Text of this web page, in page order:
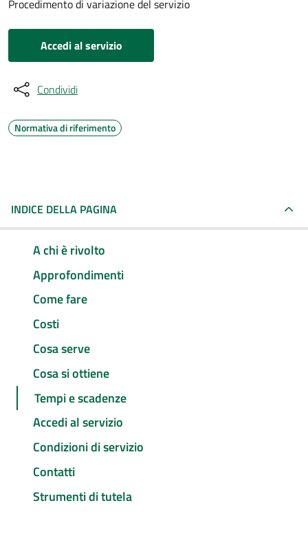
Procedimento di variazione del servizio
Accedi al servizio
Condividi
Normativa di riferimento
INDICE DELLA PAGINA
A chi è rivolto
Approfondimenti
Come fare
Costi
Cosa serve
Cosa si ottiene
Tempi e scadenze
Accedi al servizio
Condizioni di servizio
Contatti
Strumenti di tutela